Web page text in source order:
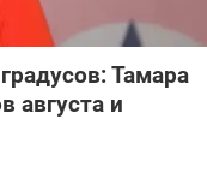
Тамара
августа и